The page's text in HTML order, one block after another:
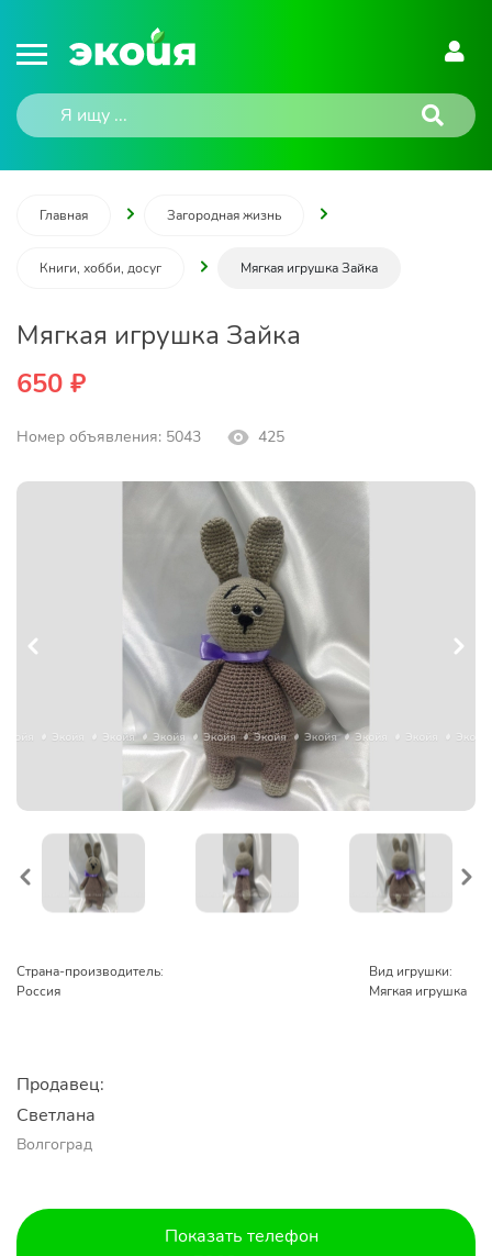
Главная Загородная жизнь
Книги, хобби, досуг Мягкая игрушка Зайка
Мягкая игрушка Зайка
650 ₽
Номер объявления: 5043 425
Страна-производитель:
Россия
Вид игрушки:
Мягкая игрушка
Продавец:
Светлана
Волгоград
Показать телефон